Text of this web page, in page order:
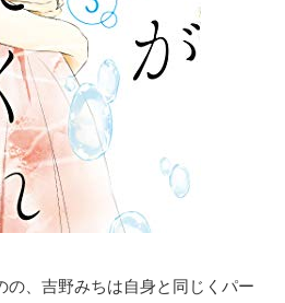
の、吉野みちは自身と同じくパー